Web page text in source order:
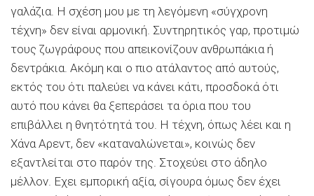
γαλάζια. Η σχέση μου με τη λεγόμενη «σύγχρονη
τέχνη» δεν είναι αρμονική. Συντηρητικός γαρ, προτιμώ
τους ζωγράφους που απεικονίζουν ανθρωπάκια ή
δεντράκια. Ακόμη και ο πιο ατάλαντος από αυτούς,
εκτός του ότι παλεύει να κάνει κάτι, προσδοκά ότι
αυτό που κάνει θα ξεπεράσει τα όρια που του
επιβάλλει η θνητότητά του. Η τέχνη, όπως λέει και η
Χάνα Αρεντ, δεν «καταναλώνεται», κοινώς δεν
εξαντλείται στο παρόν της. Στοχεύει στο άδηλο
μέλλον. Εχει εμπορική αξία, σίγουρα όμως δεν έχει